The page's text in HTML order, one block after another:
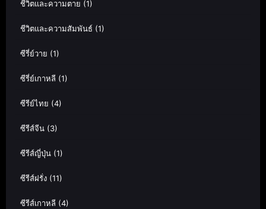
ชีวิตและความตาย (1)
ชีวิตและความสัมพันธ์ (1)
ซีรี่ย์วาย (1)
ซีรี่ย์เกาหลี (1)
ซีรีย์ไทย (4)
ซีรีส์จีน (3)
ซีรีส์ญี่ปุ่น (1)
ซีรีส์ฝรั่ง (11)
ซีรีส์เกาหลี (4)